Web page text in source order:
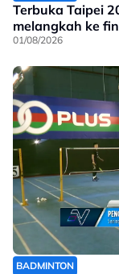
Terbuka Taipei
melangkah ke
01/08/2026
BADMINTON